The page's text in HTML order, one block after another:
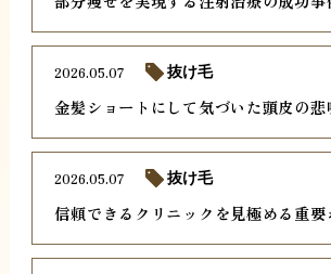
金髪ショートにして気づいた頭皮の悲
2026.05.07 抜け毛
信頼できるクリニックを見極める重要
2026.05.07 抜け毛